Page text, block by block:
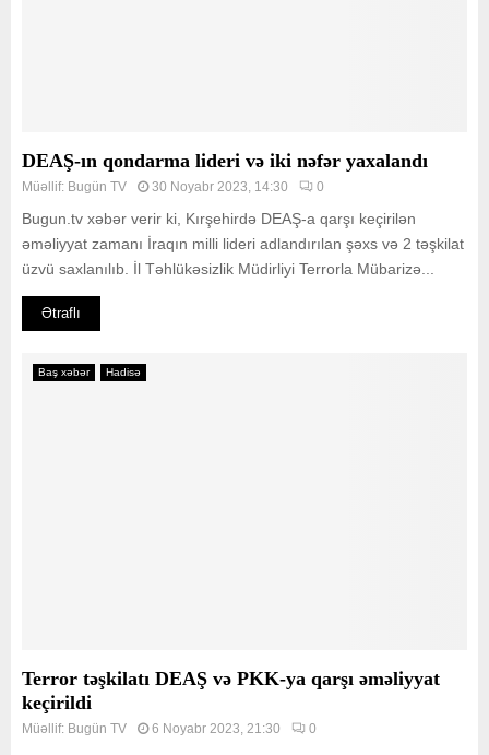
DEAŞ-ın qondarma lideri və iki nəfər yaxalandı
Müəllif: Bugün TV 30 Noyabr 2023, 14:30 0
Bugun.tv xəbər verir ki, Kırşehirdə DEAŞ-a qarşı keçirilən
əməliyyat zamanı İraqın milli lideri adlandırılan şəxs və 2 təşkilat
üzvü saxlanılıb. İl Təhlükəsizlik Müdirliyi Terrorla Mübarizə...
Ətraflı
Baş xəbər Hadisə
Terror təşkilatı DEAŞ və PKK-ya qarşı əməliyyat
keçirildi
Müəllif: Bugün TV 6 Noyabr 2023, 21:30 0